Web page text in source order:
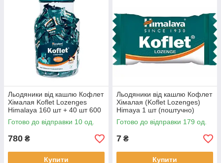
Льодяники від кашлю Кофлет
Хімалая Koflet Lozenges
Himalaya 160 шт + 40 шт 600
гГотово до відправки 10 од.
780 ₴
Купити
Льодяники від кашлю Кофлет
Хімалая (Koflet Lozenges)
Himaya 1 шт (поштучно)
Готово до відправки 179 од.
7 ₴
Купити